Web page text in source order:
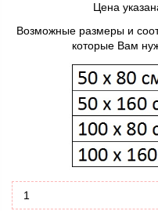
Цена
Возможные размеры и
которые Вам